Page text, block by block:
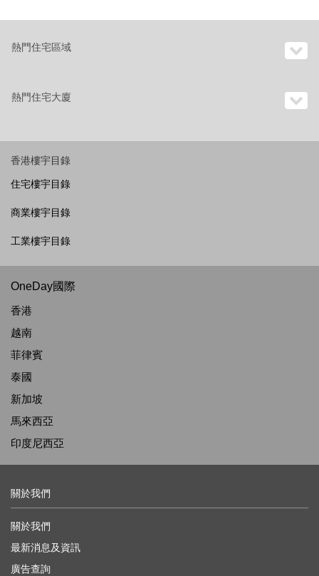
熱門住宅區域
熱門住宅大廈
香港樓宇目錄
住宅樓宇目錄
商業樓宇目錄
工業樓宇目錄
OneDay國際
香港
越南
菲律賓
泰國
新加坡
馬來西亞
印度尼西亞
關於我們
關於我們
最新消息及資訊
廣告查詢